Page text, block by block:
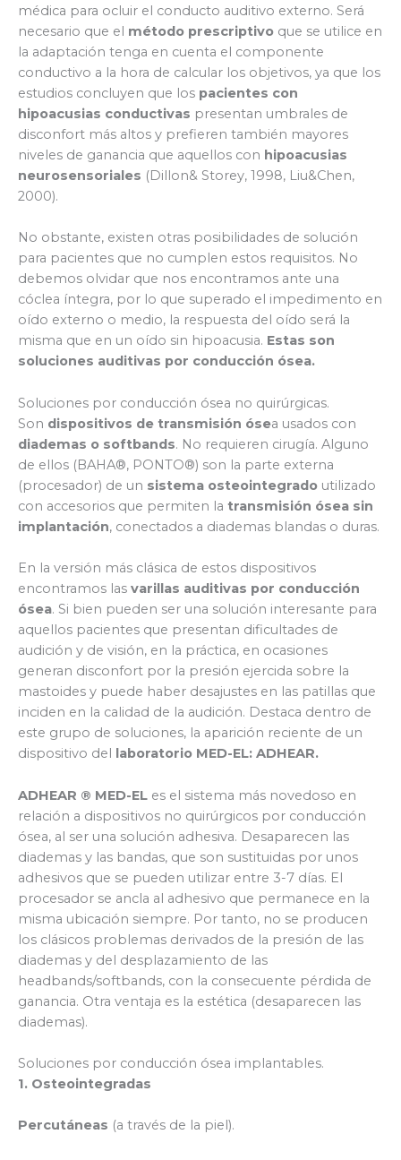
médica para ocluir el conducto auditivo externo. Será
necesario que el método prescriptivo que se utilice en
la adaptación tenga en cuenta el componente
conductivo a la hora de calcular los objetivos, ya que los
estudios concluyen que los pacientes con
hipoacusias conductivas presentan umbrales de
disconfort más altos y prefieren también mayores
niveles de ganancia que aquellos con hipoacusias
neurosensoriales (Dillon& Storey, 1998, Liu&Chen,
2000).
No obstante, existen otras posibilidades de solución
para pacientes que no cumplen estos requisitos. No
debemos olvidar que nos encontramos ante una
cóclea íntegra, por lo que superado el impedimento en
oído externo o medio, la respuesta del oído será la
misma que en un oído sin hipoacusia. Estas son
soluciones auditivas por conducción ósea.
Soluciones por conducción ósea no quirúrgicas.
Son dispositivos de transmisión ósea usados con
diademas o softbands. No requieren cirugía. Alguno
de ellos (BAHA®, PONTO®) son la parte externa
(procesador) de un sistema osteointegrado utilizado
con accesorios que permiten la transmisión ósea sin
implantación, conectados a diademas blandas o duras.
En la versión más clásica de estos dispositivos
encontramos las varillas auditivas por conducción
ósea. Si bien pueden ser una solución interesante para
aquellos pacientes que presentan dificultades de
audición y de visión, en la práctica, en ocasiones
generan disconfort por la presión ejercida sobre la
mastoides y puede haber desajustes en las patillas que
inciden en la calidad de la audición. Destaca dentro de
este grupo de soluciones, la aparición reciente de un
dispositivo del laboratorio MED-EL: ADHEAR.
ADHEAR ® MED-EL es el sistema más novedoso en
relación a dispositivos no quirúrgicos por conducción
ósea, al ser una solución adhesiva. Desaparecen las
diademas y las bandas, que son sustituidas por unos
adhesivos que se pueden utilizar entre 3-7 días. El
procesador se ancla al adhesivo que permanece en la
misma ubicación siempre. Por tanto, no se producen
los clásicos problemas derivados de la presión de las
diademas y del desplazamiento de las
headbands/softbands, con la consecuente pérdida de
ganancia. Otra ventaja es la estética (desaparecen las
diademas).
Soluciones por conducción ósea implantables.
1. Osteointegradas
Percutáneas (a través de la piel).